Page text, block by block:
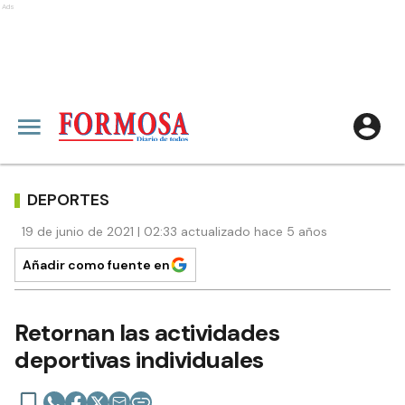
Ads
DEPORTES
19 de junio de 2021 | 02:33 actualizado hace 5 años
Añadir como fuente en
Retornan las actividades
deportivas individuales